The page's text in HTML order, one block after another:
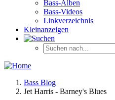
Bass-Alben
Bass-Videos
Linkverzeichnis
Kleinanzeigen
Bass Blog
Jet Harris - Barney's Blues